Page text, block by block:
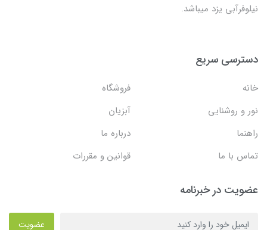
نیلوفرآبی یزد میباشد.
دسترسی سریع
خانه
فروشگاه
نور و روشنایی
آبزیان
راهنما
درباره ما
تماس با ما
قوانین و مقررات
عضویت در خبرنامه
عضویت